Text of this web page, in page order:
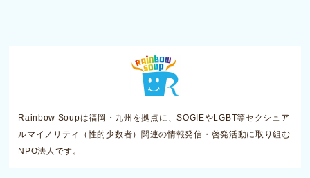
Rainbow Soupは福岡・九州を拠点に、SOGIEやLGBT等セクシュア
ルマイノリティ（性的少数者）関連の情報発信・啓発活動に取り組む
NPO法人です。